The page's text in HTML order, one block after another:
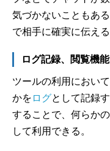
気づかないこともあ
で相手に確実に伝え
ログ記録、閲覧機能
ツールの利用におい
かを ログとして記録
することで、何らか
して利用できる。